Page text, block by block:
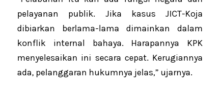
pelayanan publik. Jika kasus JICT-Koja
dibiarkan berlama-lama dimainkan dalam
konflik internal bahaya. Harapannya KPK
menyelesaikan ini secara cepat. Kerugiannya
ada, pelanggaran hukumnya jelas,” ujarnya.